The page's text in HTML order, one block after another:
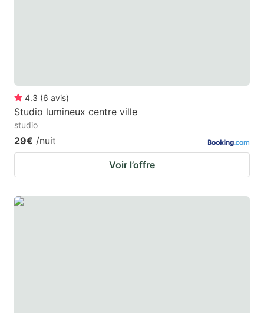
4.3 (6 avis)
Studio lumineux centre ville
studio
29€ /nuit
Voir l’offre